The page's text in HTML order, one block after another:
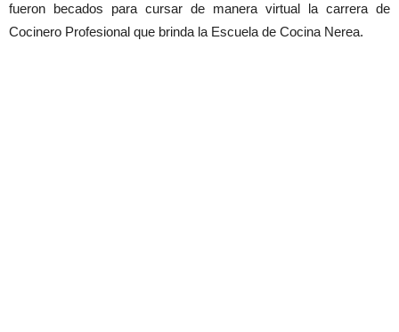
fueron becados para cursar de manera virtual la carrera de
Cocinero Profesional que brinda la Escuela de Cocina Nerea.